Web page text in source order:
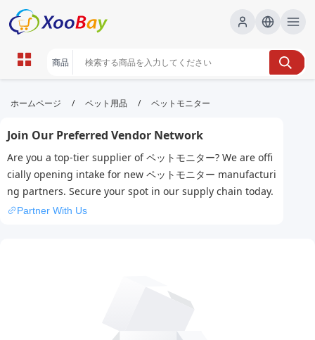
ペットモニター | XOOBAY B2B/B2C
ペットモニター,監視カメラ,ペットケア, wholesale ペ
ットモニター, XOOBAY
ペットモニターで安心な監視を実現します。
ホームページ / ペット用品 / ペットモニター
Join Our Preferred Vendor Network
Are you a top-tier supplier of ペットモニター? We are offi
cially opening intake for new ペットモニター manufacturi
ng partners. Secure your spot in our supply chain today.
Partner With Us